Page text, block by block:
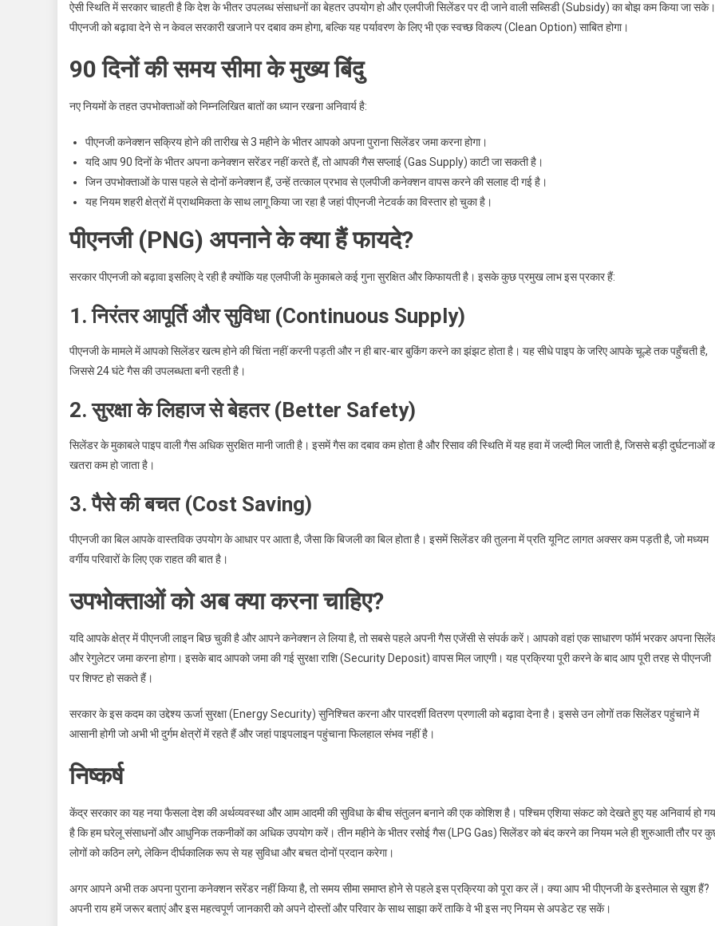
ऐसी स्थिति में सरकार चाहती है कि देश के भीतर उपलब्ध संसाधनों का बेहतर उपयोग हो और एलपीजी सिलेंडर पर दी जाने वाली सब्सिडी (Subsidy) का बोझ कम किया जा सके।
पीएनजी को बढ़ावा देने से न केवल सरकारी खजाने पर दबाव कम होगा, बल्कि यह पर्यावरण के लिए भी एक स्वच्छ विकल्प (Clean Option) साबित होगा।
90 दिनों की समय सीमा के मुख्य बिंदु
नए नियमों के तहत उपभोक्ताओं को निम्नलिखित बातों का ध्यान रखना अनिवार्य है:
पीएनजी कनेक्शन सक्रिय होने की तारीख से 3 महीने के भीतर आपको अपना पुराना सिलेंडर जमा करना होगा।
यदि आप 90 दिनों के भीतर अपना कनेक्शन सरेंडर नहीं करते हैं, तो आपकी गैस सप्लाई (Gas Supply) काटी जा सकती है।
जिन उपभोक्ताओं के पास पहले से दोनों कनेक्शन हैं, उन्हें तत्काल प्रभाव से एलपीजी कनेक्शन वापस करने की सलाह दी गई है।
यह नियम शहरी क्षेत्रों में प्राथमिकता के साथ लागू किया जा रहा है जहां पीएनजी नेटवर्क का विस्तार हो चुका है।
पीएनजी (PNG) अपनाने के क्या हैं फायदे?
सरकार पीएनजी को बढ़ावा इसलिए दे रही है क्योंकि यह एलपीजी के मुकाबले कई गुना सुरक्षित और किफायती है। इसके कुछ प्रमुख लाभ इस प्रकार हैं:
1. निरंतर आपूर्ति और सुविधा (Continuous Supply)
पीएनजी के मामले में आपको सिलेंडर खत्म होने की चिंता नहीं करनी पड़ती और न ही बार-बार बुकिंग करने का झंझट होता है। यह सीधे पाइप के जरिए आपके चूल्हे तक पहुँचती है,
जिससे 24 घंटे गैस की उपलब्धता बनी रहती है।
2. सुरक्षा के लिहाज से बेहतर (Better Safety)
सिलेंडर के मुकाबले पाइप वाली गैस अधिक सुरक्षित मानी जाती है। इसमें गैस का दबाव कम होता है और रिसाव की स्थिति में यह हवा में जल्दी मिल जाती है, जिससे बड़ी दुर्घटनाओं
खतरा कम हो जाता है।
3. पैसे की बचत (Cost Saving)
पीएनजी का बिल आपके वास्तविक उपयोग के आधार पर आता है, जैसा कि बिजली का बिल होता है। इसमें सिलेंडर की तुलना में प्रति यूनिट लागत अक्सर कम पड़ती है, जो मध्यम
वर्गीय परिवारों के लिए एक राहत की बात है।
उपभोक्ताओं को अब क्या करना चाहिए?
यदि आपके क्षेत्र में पीएनजी लाइन बिछ चुकी है और आपने कनेक्शन ले लिया है, तो सबसे पहले अपनी गैस एजेंसी से संपर्क करें। आपको वहां एक साधारण फॉर्म भरकर अपना
और रेगुलेटर जमा करना होगा। इसके बाद आपको जमा की गई सुरक्षा राशि (Security Deposit) वापस मिल जाएगी। यह प्रक्रिया पूरी करने के बाद आप पूरी तरह से पीएनजी
पर शिफ्ट हो सकते हैं।
सरकार के इस कदम का उद्देश्य ऊर्जा सुरक्षा (Energy Security) सुनिश्चित करना और पारदर्शी वितरण प्रणाली को बढ़ावा देना है। इससे उन लोगों तक सिलेंडर पहुंचाने में
आसानी होगी जो अभी भी दुर्गम क्षेत्रों में रहते हैं और जहां पाइपलाइन पहुंचाना फिलहाल संभव नहीं है।
निष्कर्ष
केंद्र सरकार का यह नया फैसला देश की अर्थव्यवस्था और आम आदमी की सुविधा के बीच संतुलन बनाने की एक कोशिश है। पश्चिम एशिया संकट को देखते हुए यह अनिवार्य हो
है कि हम घरेलू संसाधनों और आधुनिक तकनीकों का अधिक उपयोग करें। तीन महीने के भीतर रसोई गैस (LPG Gas) सिलेंडर को बंद करने का नियम भले ही शुरुआती तौर पर
लोगों को कठिन लगे, लेकिन दीर्घकालिक रूप से यह सुविधा और बचत दोनों प्रदान करेगा।
अगर आपने अभी तक अपना पुराना कनेक्शन सरेंडर नहीं किया है, तो समय सीमा समाप्त होने से पहले इस प्रक्रिया को पूरा कर लें। क्या आप भी पीएनजी के इस्तेमाल से खुश हैं?
अपनी राय हमें जरूर बताएं और इस महत्वपूर्ण जानकारी को अपने दोस्तों और परिवार के साथ साझा करें ताकि वे भी इस नए नियम से अपडेट रह सकें।